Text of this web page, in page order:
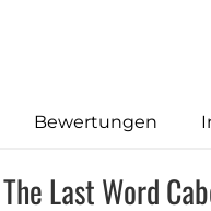
Bewertungen
Last Word